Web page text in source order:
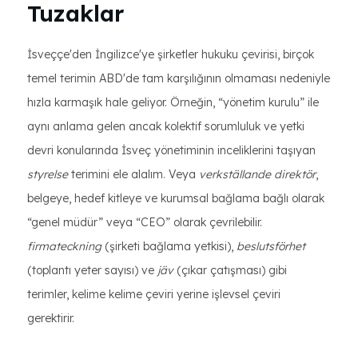
Tuzaklar
İsveççe'den İngilizce'ye şirketler hukuku çevirisi, birçok
temel terimin ABD'de tam karşılığının olmaması nedeniyle
hızla karmaşık hale geliyor. Örneğin, “yönetim kurulu” ile
aynı anlama gelen ancak kolektif sorumluluk ve yetki
devri konularında İsveç yönetiminin inceliklerini taşıyan
styrelseterimini ele alalım. Veya verkställande direktör,
belgeye, hedef kitleye ve kurumsal bağlama bağlı olarak
“genel müdür” veya “CEO” olarak çevrilebilir.
firmateckning(şirketi bağlama yetkisi), beslutsförhet
(toplantı yeter sayısı) ve jäv(çıkar çatışması) gibi
terimler, kelime kelime çeviri yerine işlevsel çeviri
gerektirir.